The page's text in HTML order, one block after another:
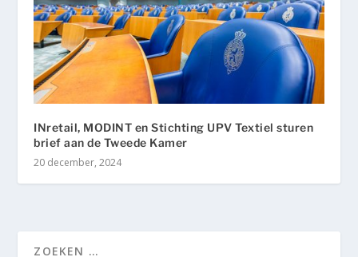
INretail, MODINT en Stichting UPV Textiel sturen
brief aan de Tweede Kamer
20 december, 2024